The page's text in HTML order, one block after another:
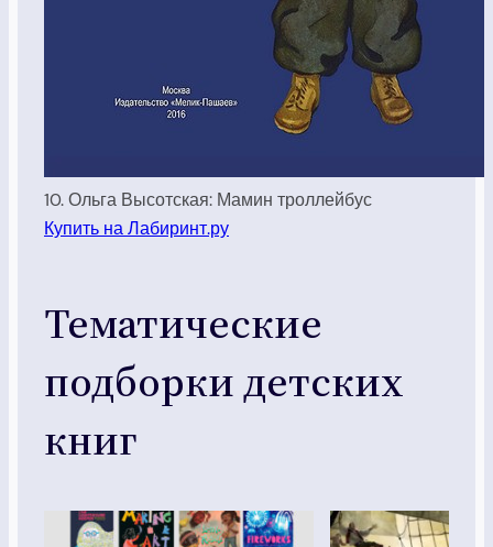
10. Ольга Высотская: Мамин троллейбус
Купить на Лабиринт.ру
Тематические
подборки детских
книг